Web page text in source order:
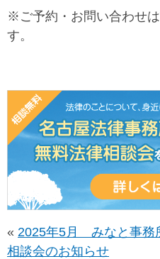
※ご予約・お問い合わせ
す。
« 2025年5月 みなと事務
相談会のお知らせ